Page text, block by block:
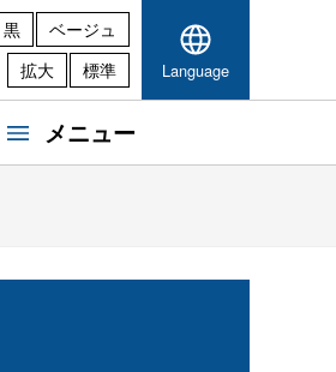
黒
ベージュ
拡大 標準 Language
メニュー